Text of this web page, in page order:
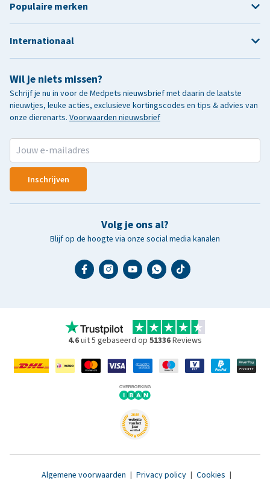
Wil je niets missen?
Schrijf je nu in voor de Medpets nieuwsbrief met daarin de laatste
nieuwtjes, leuke acties, exclusieve kortingscodes en tips & advies van
onze dierenarts. Voorwaarden nieuwsbrief
Inschrijven
Volg je ons al?
Blijf op de hoogte via onze social media kanalen
Populaire merken
Internationaal
4.6uit 5 gebaseerd op 51336Reviews
Algemene voorwaarden | Privacy policy | Cookies |